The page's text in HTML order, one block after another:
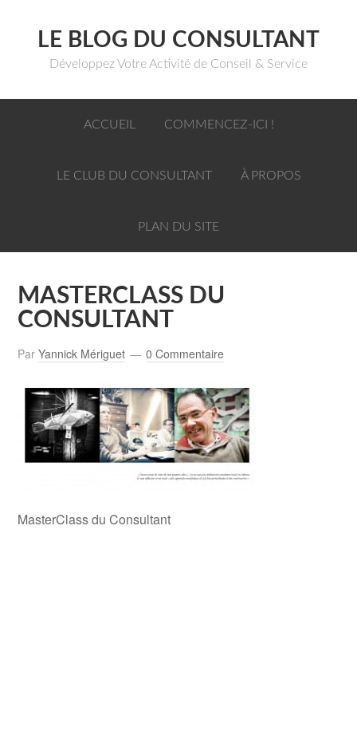
LE BLOG DU CONSULTANT
Développez Votre Activité de Conseil & Service
ACCUEIL COMMENCEZ-ICI !
LE CLUB DU CONSULTANT À PROPOS
PLAN DU SITE
MASTERCLASS DU
CONSULTANT
ParYannick Mériguet 0 Commentaire
MasterClass du Consultant